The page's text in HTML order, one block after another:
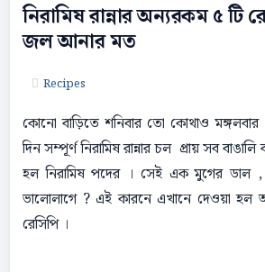
নিরামিষ রান্নার অন্যরকম ৫ টি
জল আনার মত
Recipes
কোনো বাড়িতে শনিবার তো কোথাও
দিন সম্পূর্ণ নিরামিষ রান্নার চল প্রায় সব
হল নিরামিষ পদের । সেই এক মুগের ডাল
ভালোলাগে ? এই কারনে এখানে দেওয়া হল
রেসিপি ।